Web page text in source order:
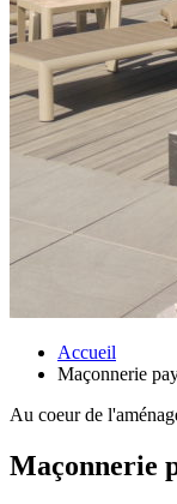
Accueil
Maçonnerie
Au coeur de
Maçonnerie